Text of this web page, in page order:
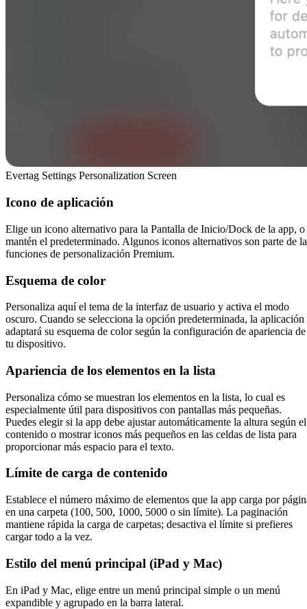
Evertag Settings Personalization Screen
Icono de aplicación
Elige un icono alternativo para la Pantalla de Inicio/Dock de la app, o
mantén el predeterminado. Algunos iconos alternativos son parte de
funciones de personalización Premium.
Esquema de color
Personaliza aquí el tema de la interfaz de usuario y activa el modo
oscuro. Cuando se selecciona la opción predeterminada, la aplicación
adaptará su esquema de color según la configuración de apariencia de
tu dispositivo.
Apariencia de los elementos en la lista
Personaliza cómo se muestran los elementos en la lista, lo cual es
especialmente útil para dispositivos con pantallas más pequeñas.
Puedes elegir si la app debe ajustar automáticamente la altura según el
contenido o mostrar iconos más pequeños en las celdas de lista para
proporcionar más espacio para el texto.
Límite de carga de contenido
Establece el número máximo de elementos que la app carga por
en una carpeta (100, 500, 1000, 5000 o sin límite). La paginación
mantiene rápida la carga de carpetas; desactiva el límite si prefieres
cargar todo a la vez.
Estilo del menú principal (iPad y Mac)
En iPad y Mac, elige entre un menú principal simple o un menú
expandible y agrupado en la barra lateral.